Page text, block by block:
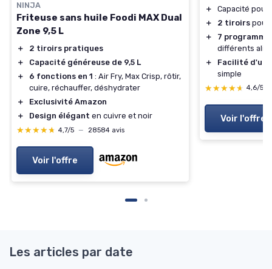
NINJA
Friteuse sans huile Foodi MAX Dual
Zone 9,5 L
＋
2 tiroirs pratiques
＋
Capacité généreuse de 9,5 L
＋
6 fonctions en 1 : Air Fry, Max Crisp, rôtir,
cuire, réchauffer, déshydrater
＋
Exclusivité Amazon
＋
Design élégant en cuivre et noir
★★★★★
★★★★★ 4,7/5 — 28584 avis
Voir l'offre
＋
Capacité
＋
2 tiroirs pour
＋
7
différents
＋
Facilité
simple
★★★★★
★★★★★ 4,6/5
Voir l'offre
Les articles par date